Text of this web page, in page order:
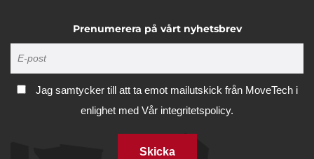
Prenumerera på vårt nyhetsbrev
Jag samtycker till att ta emot mailutskick från MoveTech i
enlighet med Vår integritetspolicy.
Skicka